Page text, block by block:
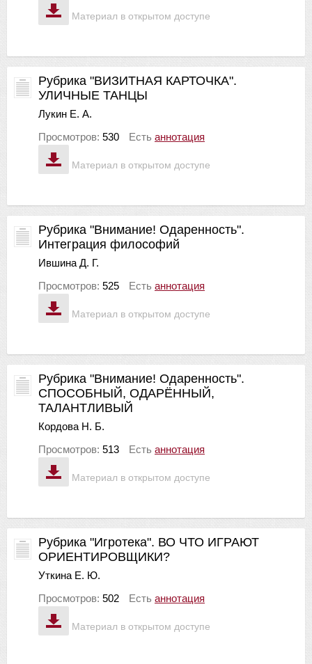
Материал в открытом доступе
Материал в открытом доступе
Рубрика "ВИЗИТНАЯ КАРТОЧКА".
УЛИЧНЫЕ ТАНЦЫ
Лукин Е. А.
Просмотров: 530 Есть аннотация
Материал в открытом доступе
Рубрика "Внимание! Одаренность".
Интеграция философий
Ившина Д. Г.
Просмотров: 525 Есть аннотация
Материал в открытом доступе
Рубрика "Внимание! Одаренность".
СПОСОБНЫЙ, ОДАРЁННЫЙ,
ТАЛАНТЛИВЫЙ
Кордова Н. Б.
Просмотров: 513 Есть аннотация
Материал в открытом доступе
Рубрика "Игротека". ВО ЧТО ИГРАЮТ
ОРИЕНТИРОВЩИКИ?
Уткина Е. Ю.
Просмотров: 502 Есть аннотация